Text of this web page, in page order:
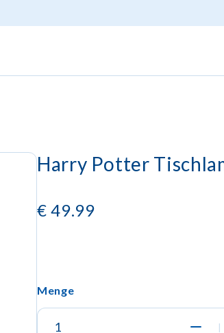
Harry Potter
€ 49.99
Menge
|